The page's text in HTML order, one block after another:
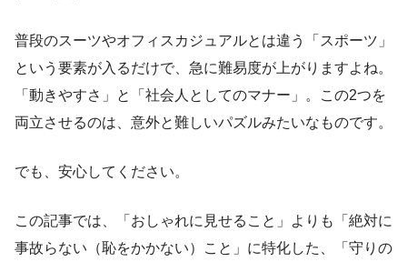
普段のスーツやオフィスカジュアルとは違う「スポーツ」
という要素が入るだけで、急に難易度が上がりますよね。
「動きやすさ」と「社会人としてのマナー」。この2つを
両立させるのは、意外と難しいパズルみたいなものです。
でも、安心してください。
この記事では、「おしゃれに見せること」よりも「絶対に
事故らない（恥をかかない）こと」に特化した、「守りの